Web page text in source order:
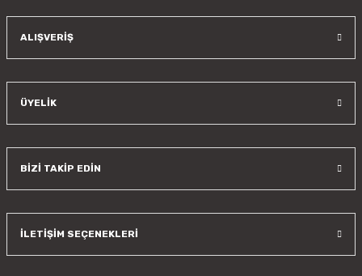
ALIŞVERİŞ
ÜYELİK
BİZİ TAKİP EDİN
İLETİŞİM SEÇENEKLERİ